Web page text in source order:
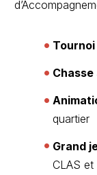
quartier
Grand
CLAS et